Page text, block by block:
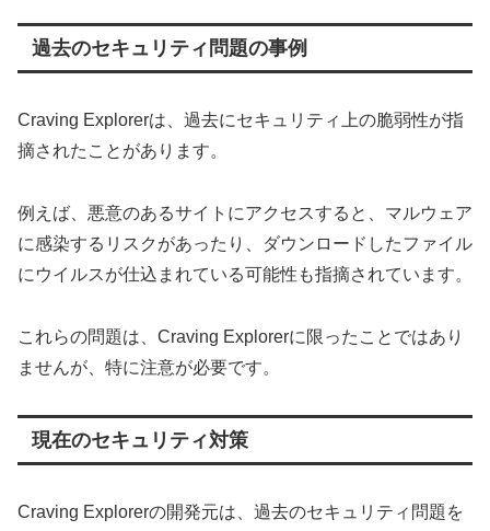
過去のセキュリティ問題の事例
Craving Explorerは、過去にセキュリティ上の脆弱性が指
摘されたことがあります。
例えば、悪意のあるサイトにアクセスすると、マルウェア
に感染するリスクがあったり、ダウンロードしたファイル
にウイルスが仕込まれている可能性も指摘されています。
これらの問題は、Craving Explorerに限ったことではあり
ませんが、特に注意が必要です。
現在のセキュリティ対策
Craving Explorerの開発元は、過去のセキュリティ問題を